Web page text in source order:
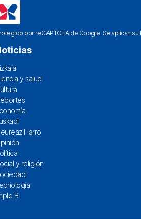
por reCAPTCHA de Google. Se aplican su
y salud
Harro
y religión
B